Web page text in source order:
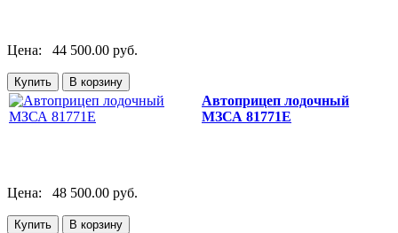
Цена: 44 500.00 руб.
Автоприцеп лодочный
МЗСА 81771E
Цена: 48 500.00 руб.